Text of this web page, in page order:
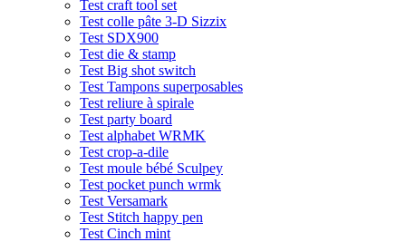
Test craft tool set
Test colle pâte 3-D Sizzix
Test SDX900
Test die & stamp
Test Big shot switch
Test Tampons superposables
Test reliure à spirale
Test party board
Test alphabet WRMK
Test crop-a-dile
Test moule bébé Sculpey
Test pocket punch wrmk
Test Versamark
Test Stitch happy pen
Test Cinch mint